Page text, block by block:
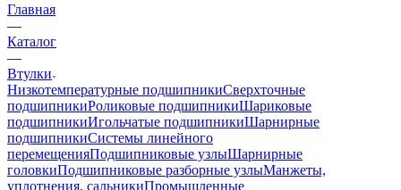
Главная
—
Каталог
—
Втулки
Низкотемпературные подшипникиСверхточные
подшипникиРоликовые подшипникиШариковые
подшипникиИгольчатые подшипникиШарнирные
подшипникиСистемы линейного
перемещенияПодшипниковые узлыШарнирные
головкиПодшипниковые разборные узлыМанжеты,
уплотнения, сальникиПромышленные